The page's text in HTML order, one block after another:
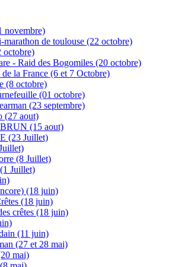
novembre)
marathon de toulouse (22 octobre)
octobre)
- Raid des Bogomiles (20 octobre)
la France (6 et 7 Octobre)
(8 octobre)
(01 octobre)
(23 septembre)
(27 aout)
(15 aout)
(23 Juillet)
(8 Juillet)
Juillet)
(18 juin)
(18 juin)
crêtes (18 juin)
(11 juin)
(27 et 28 mai)
mai)